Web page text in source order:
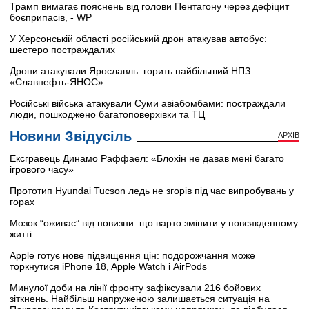
Трамп вимагає пояснень від голови Пентагону через дефіцит
боєприпасів, - WP
У Херсонській області російський дрон атакував автобус:
шестеро постраждалих
Дрони атакували Ярославль: горить найбільший НПЗ
«Славнефть-ЯНОС»
Російські війська атакували Суми авіабомбами: постраждали
люди, пошкоджено багатоповерхівки та ТЦ
Новини Звідусіль АРХІВ
Ексгравець Динамо Раффаел: «Блохін не давав мені багато
ігрового часу»
Прототип Hyundai Tucson ледь не згорів під час випробувань у
горах
Мозок “оживає” від новизни: що варто змінити у повсякденному
житті
Apple готує нове підвищення цін: подорожчання може
торкнутися iPhone 18, Apple Watch і AirPods
Минулої доби на лінії фронту зафіксували 216 бойових
зіткнень. Найбільш напруженою залишається ситуація на